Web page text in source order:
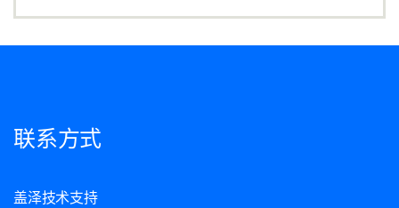
联系方式
盖泽技术支持